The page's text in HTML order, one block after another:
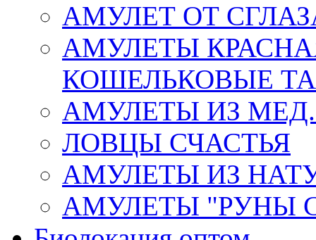
АМУЛЕТ ОТ
АМУЛЕТЫ
КОШЕЛЬКОВЫЕ
АМУЛЕТЫ ИЗ
ЛОВЦЫ СЧАСТЬЯ
АМУЛЕТЫ ИЗ
АМУЛЕТЫ "РУНЫ